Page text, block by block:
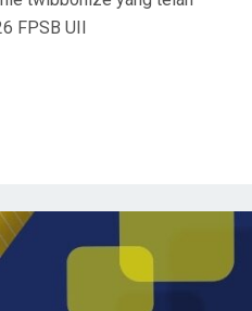
FPSB UII